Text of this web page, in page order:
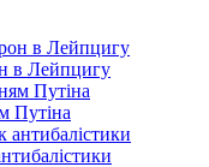
в Лейпцигу
Путіна